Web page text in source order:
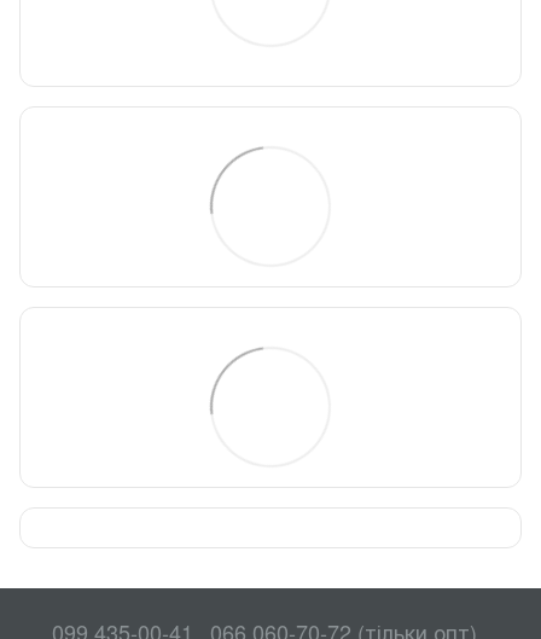
099 435-00-41 066 060-70-72 (тільки опт)